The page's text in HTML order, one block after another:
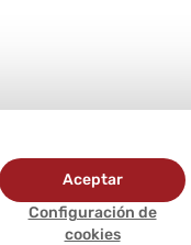
Configuración de
cookies
Aceptar